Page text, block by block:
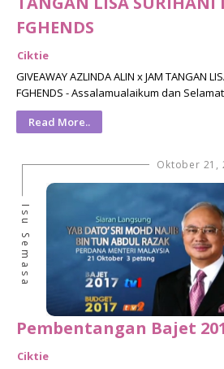
FGHENDS
Ciktie
GIVEAWAY AZLINDA ALIN x JAM TANGAN
FGHENDS - Assalamualaikum dan
Read More..
Oktober 21,
Isu Semasa
Pembentangan Bajet
Ciktie